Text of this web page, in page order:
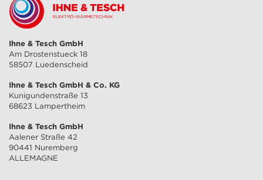
Ihne & Tesch GmbH
Am Drostenstueck 18
58507 Luedenscheid
Ihne & Tesch GmbH & Co. KG
Kunigundenstraße 13
68623 Lampertheim
Ihne & Tesch GmbH
Aalener Straße 42
90441 Nuremberg
ALLEMAGNE